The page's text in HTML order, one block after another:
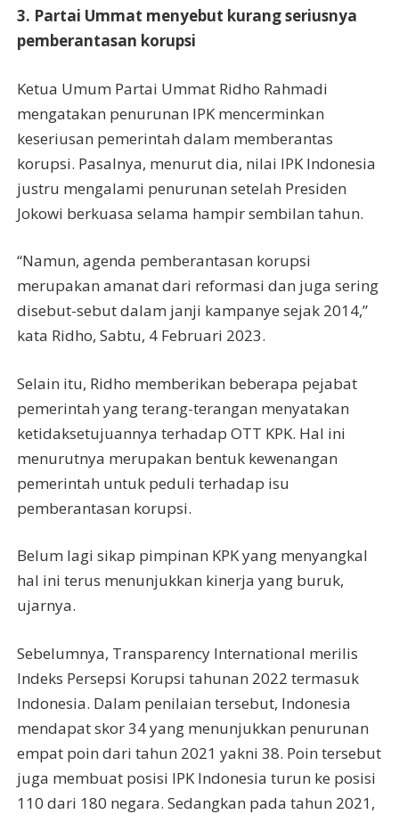
3. Partai Ummat menyebut kurang seriusnya
pemberantasan korupsi
Ketua Umum Partai Ummat Ridho Rahmadi
mengatakan penurunan IPK mencerminkan
keseriusan pemerintah dalam memberantas
korupsi. Pasalnya, menurut dia, nilai IPK Indonesia
justru mengalami penurunan setelah Presiden
Jokowi berkuasa selama hampir sembilan tahun.
“Namun, agenda pemberantasan korupsi
merupakan amanat dari reformasi dan juga sering
disebut-sebut dalam janji kampanye sejak 2014,”
kata Ridho, Sabtu, 4 Februari 2023.
Selain itu, Ridho memberikan beberapa pejabat
pemerintah yang terang-terangan menyatakan
ketidaksetujuannya terhadap OTT KPK. Hal ini
menurutnya merupakan bentuk kewenangan
pemerintah untuk peduli terhadap isu
pemberantasan korupsi.
Belum lagi sikap pimpinan KPK yang menyangkal
hal ini terus menunjukkan kinerja yang buruk,
ujarnya.
Sebelumnya, Transparency International merilis
Indeks Persepsi Korupsi tahunan 2022 termasuk
Indonesia. Dalam penilaian tersebut, Indonesia
mendapat skor 34 yang menunjukkan penurunan
empat poin dari tahun 2021 yakni 38. Poin tersebut
juga membuat posisi IPK Indonesia turun ke posisi
110 dari 180 negara. Sedangkan pada tahun 2021,